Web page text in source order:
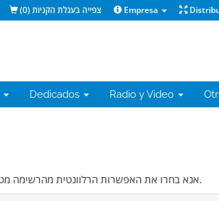
צפייה בעגלת הקניות (0
) Empresa
Dedicados Radio y Video
אנא בחרו את האפשרות הרלוונטית מהרשימה מטה לגבי הדומיין שאתם רוצים להשתמש בו במסגרת שירותי האירוח.